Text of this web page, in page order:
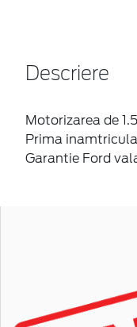
Descriere
Motorizarea de
Prima
Garantie Ford